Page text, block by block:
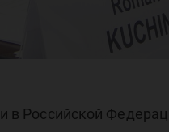
Российской